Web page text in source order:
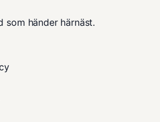
som händer härnäst.